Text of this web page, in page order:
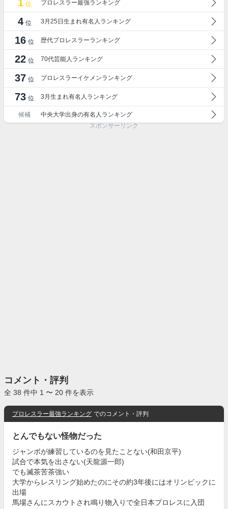
1 位 プロレスラー最強ランキング
4 位 3月25日生まれ有名人ランキング
16 位 歴代プロレスラーランキング
22 位 70代芸能人ランキング
37 位 プロレスラーイケメンランキング
73 位 3月生まれ有名人ランキング
候補
中央大学出身の有名人ランキング
スポンサーリンク
コメント・評判
全 38 件中 1 〜 20 件を表示
プロレスラー最強ランキング でのコメント・評判
とんでもない怪物だった
ジャンボが練習しているのを見たことない(和田京平)
試合で本気を出さない(天龍源一郎)
でも滅茶苦茶強い
大学からレスリング始めたのにその約3年後にはオリンピックに
出場
馬場さんにスカウトされ鳴り物入りで全日本プロレスに入団